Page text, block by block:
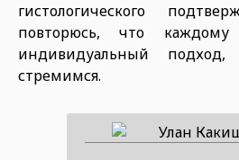
гистологического
повторюсь, что
индивидуальный
стремимся.